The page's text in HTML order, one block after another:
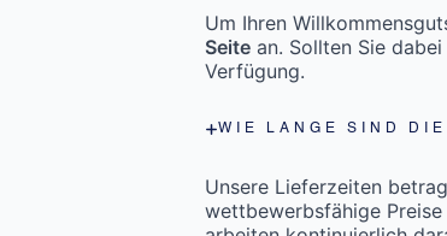
Um Ihren
Seite an. Sollten Sie
Verfügung.
WIE LANGE SIND
Unsere Lieferzeiten
wettbewerbsfähige